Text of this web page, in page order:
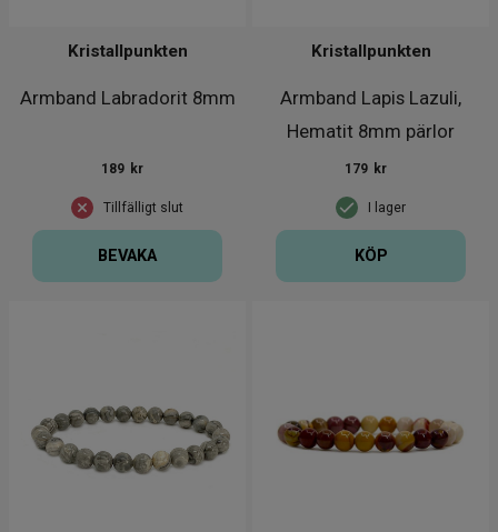
Armband Labradorit 8mm
Kristallpunkten
Tillfälligt slut
189 kr
BEVAKA
Armband Lapis Lazuli,
Hematit 8mm pärlor
'Större H
Kristallpunkten
I lager
179 kr
KÖP